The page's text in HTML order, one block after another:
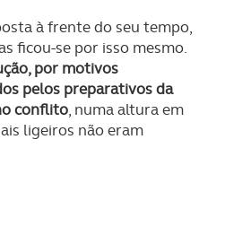
de certo tipo de Cookies e
ter impacto na sua
no Website e nos serviços
do site.
à frente do seu tempo,
ficou-se por isso mesmo.
por motivos
pelos preparativos da
conflito, numa altura em
ligeiros não eram